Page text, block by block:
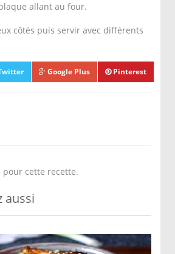
allant au four.
côtés puis servir avec différents
Google Plus Pinterest
cette recette.
aussi